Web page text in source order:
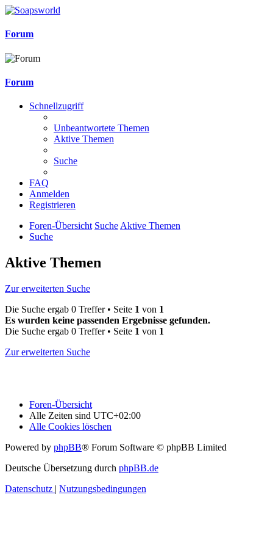
Forum
Forum
Schnellzugriff
Unbeantwortete Themen
Aktive Themen
Suche
FAQ
Anmelden
Registrieren
Foren-Übersicht Suche Aktive Themen
Suche
Aktive Themen
Zur erweiterten Suche
Die Suche ergab 0 Treffer • Seite 1 von 1
Es wurden keine passenden Ergebnisse gefunden.
Die Suche ergab 0 Treffer • Seite 1 von 1
Zur erweiterten Suche
Foren-Übersicht
Alle Zeiten sind UTC+02:00
Alle Cookies löschen
Powered by phpBB® Forum Software © phpBB Limited
Deutsche Übersetzung durch phpBB.de
Datenschutz | Nutzungsbedingungen